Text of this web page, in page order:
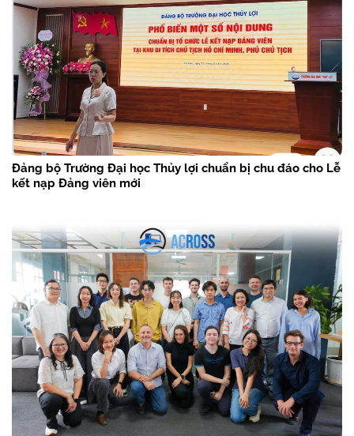
Đảng bộ Trường Đại học Thủy lợi chuẩn bị chu đáo cho Lễ
kết nạp Đảng viên mới